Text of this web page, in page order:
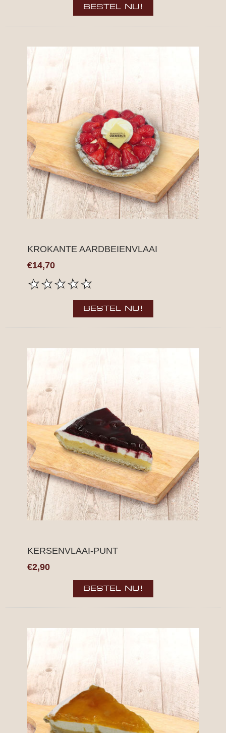
KROKANTE AARDBEIENVLAAI
€14,70
KERSENVLAAI-PUNT
€2,90